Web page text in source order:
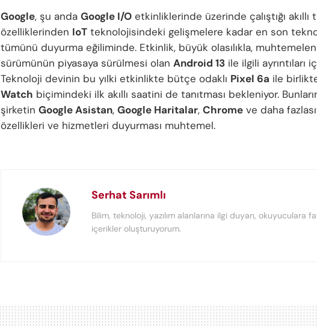
Google, şu anda Google I/O etkinliklerinde üzerinde çalıştığı akıllı
özelliklerinden IoT teknolojisindeki gelişmelere kadar en son
tümünü duyurma eğiliminde. Etkinlik, büyük olasılıkla,
sürümünün piyasaya sürülmesi olan Android 13 ile ilgili ayrıntıları
Teknoloji devinin bu yılki etkinlikte bütçe odaklı Pixel 6a ile
Watch biçimindeki ilk akıllı saatini de tanıtması bekleniyor.
şirketin Google Asistan, Google Haritalar, Chrome ve daha
özellikleri ve hizmetleri duyurması muhtemel.
Serhat Sarımlı
Bilim, teknoloji, yazılım alanlarına ilgi duyan, okuyuculara
içerikler oluşturuyorum.